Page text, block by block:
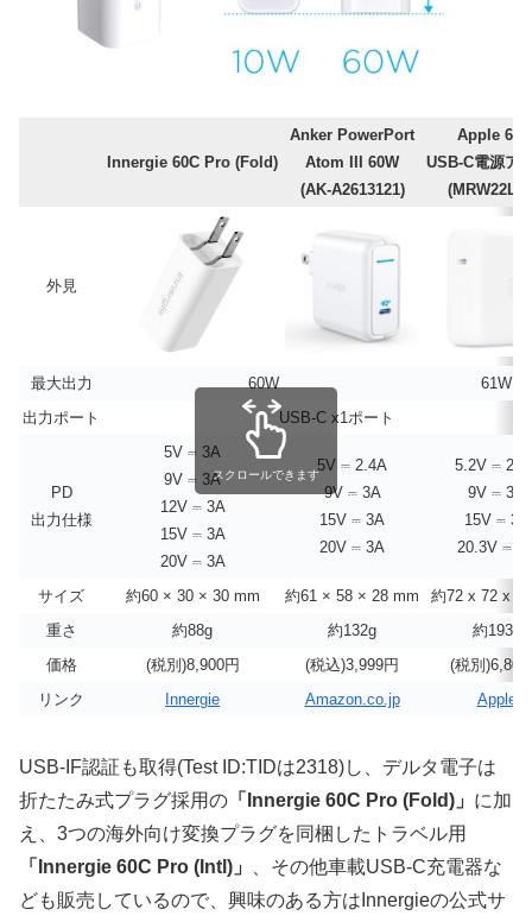
Innergie 60C Pro (Fold)
Anker PowerPort
Atom III 60W
(AK-A2613121)
Apple
USB-C電源ア
外見
最大出力 60W
61W
出力ポート
USB-C x1ポート
PD
出力仕様
5V ⎓ 3A
9V ⎓ 3A
12V ⎓ 3A
15V ⎓ 3A
20V ⎓ 3A
5V ⎓ 2.4A
9V ⎓ 3A
15V ⎓ 3A
20V ⎓ 3A
5.2V ⎓
9V ⎓ 3A
15V ⎓ 3A
20.3V ⎓
サイズ 約60 × 30 × 30 mm 約61 × 58 × 28 mm
約72 x 72 x
重さ
約88g 約132g
約193g
価格
(税別)8,900円 (税込)3,999円
(税別)6,800
リンク
Innergie Amazon.co.jp Apple
スクロールできます
USB-IF認証も取得(Test ID:TIDは2318)し、デルタ電子は
折たたみ式プラグ採用の 「Innergie 60C Pro (Fold)」 に加
え、3つの海外向け変換プラグを同梱したトラベル用
「Innergie 60C Pro (Intl)」
、その他車載USB-C充電器な
ども販売しているので、興味のある方はInnergieの公式サ